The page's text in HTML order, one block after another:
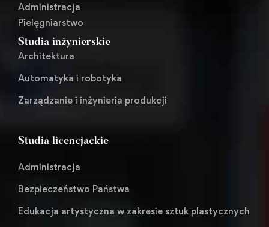
Administracja
Pielęgniarstwo
Studia inżynierskie
Architektura
Automatyka i robotyka
Zarządzanie i inżynieria produkcji
Studia licencjackie
Administracja
Bezpieczeństwo Państwa
Edukacja artystyczna w zakresie sztuk plastycznych